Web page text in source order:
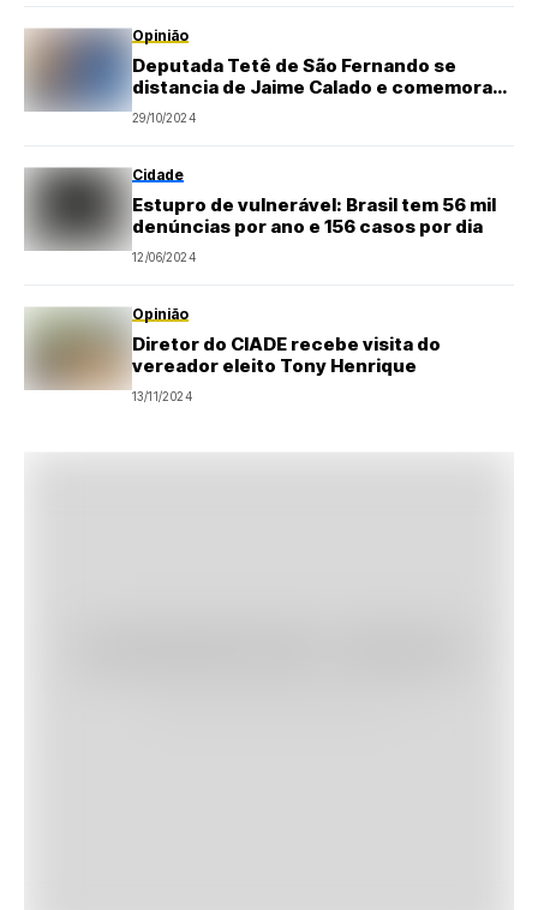
Opinião
Deputada Tetê de São Fernando se
distancia de Jaime Calado e comemora
vitória de Paulinho em Natal (RN)
29/10/2024
Cidade
Estupro de vulnerável: Brasil tem 56 mil
denúncias por ano e 156 casos por dia
12/06/2024
Opinião
Diretor do CIADE recebe visita do
vereador eleito Tony Henrique
13/11/2024